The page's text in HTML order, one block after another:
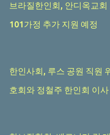
브라질한인회, 안디옥교회
101가정 추가 지원 예정
한인사회, 루스 공원 직원
호회와 정철주 한인회 이사